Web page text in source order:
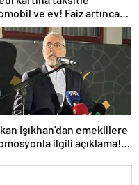
ve ev! Faiz artınca
alternatiflere
Işıkhan’dan emeklilere
ilgili açıklama!